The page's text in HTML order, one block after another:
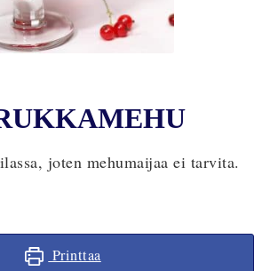
joten mehumaijaa ei tarvita.
Printtaa